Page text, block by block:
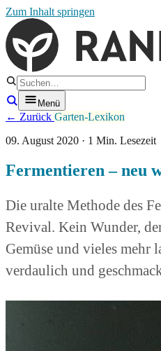
Zum Inhalt springen
Menü
← Zurück Garten-Lexikon
09. August 2020 · 1 Min. Lesezeit
Fermentieren – neu
Die uralte Methode des
Revival. Kein Wunder,
Gemüse und vieles mehr
verdaulich und